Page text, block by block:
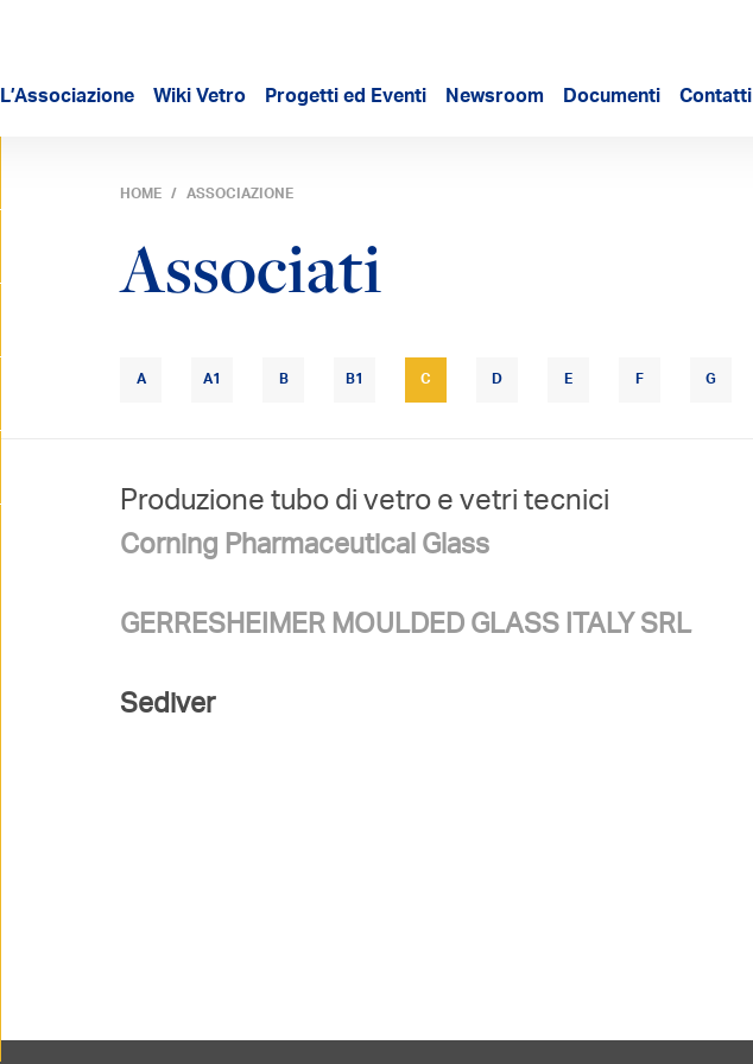
L’Associazione Wiki Vetro Progetti ed Eventi Newsroom Documenti Contatti
HOME ASSOCIAZIONE
Associati
A A1 B B1 C D E F G
Produzione tubo di vetro e vetri tecnici
Corning Pharmaceutical Glass
GERRESHEIMER MOULDED GLASS ITALY SRL
Sediver